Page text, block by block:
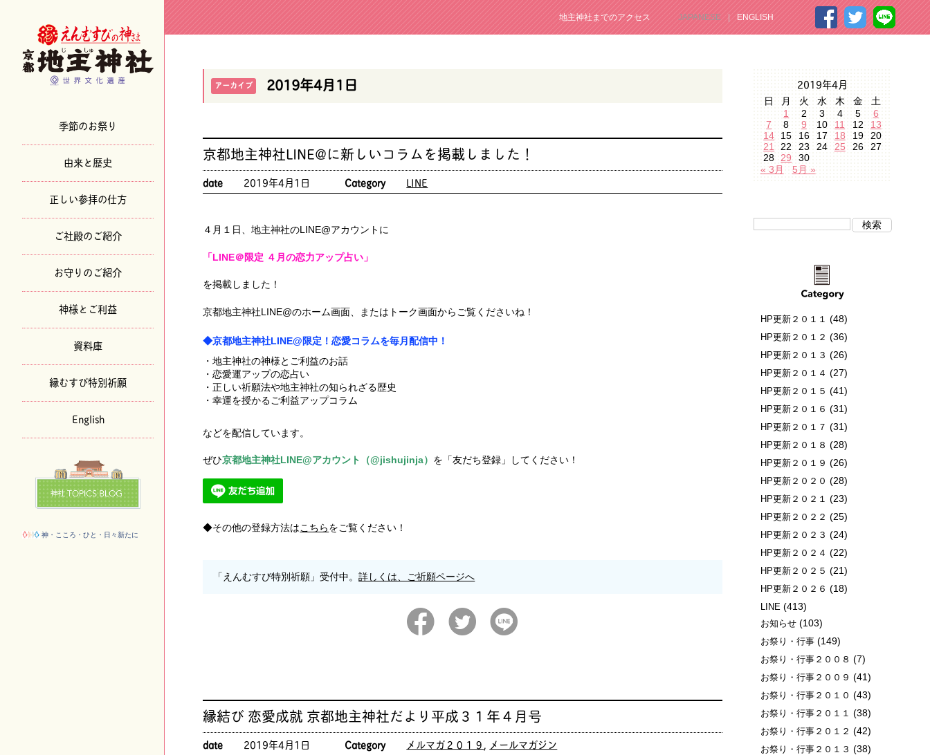
季節のお祭り
由来と歴史
正しい参拝の仕方
ご社殿のご紹介
お守りのご紹介
神様とご利益
資料庫
縁むすび特別祈願
English
神・こころ・ひと・日々新たに
地主神社までのアクセス JAPANESE ENGLISH
アーカイブ 2019年4月1日
京都地主神社LINE@に新しいコラムを掲載しました！
date 2019年4月1日 Category LINE
４月１日、地主神社のLINE@アカウントに
「LINE＠限定 ４月の恋力アップ占い」
を掲載しました！
京都地主神社LINE@のホーム画面、またはトーク画面からご覧くださいね！
◆京都地主神社LINE@限定！恋愛コラムを毎月配信中！
・地主神社の神様とご利益のお話
・恋愛運アップの恋占い
・正しい祈願法や地主神社の知られざる歴史
・幸運を授かるご利益アップコラム
などを配信しています。
ぜひ京都地主神社LINE@アカウント（@jishujinja） を「友だち登録」してください！
その他の登録方法はこちらをご覧ください！
「えんむすび特別祈願」受付中。詳しくは、ご祈願ページへ
縁結び 恋愛成就 京都地主神社だより平成３１年４月号
date 2019年4月1日 Category メルマガ２０１９, メールマガジン
2019年4月
日 月 火 水 木 金
土
1
2 3 4 5
6
7
8 9 10 11 12
13
14
15 16 17 18 19
20
21
22 23 24 25 26
27
28
29
30
« 3月
5月 »
HP更新２０１１ (48)
HP更新２０１２ (36)
HP更新２０１３ (26)
HP更新２０１４ (27)
HP更新２０１５ (41)
HP更新２０１６ (31)
HP更新２０１７ (31)
HP更新２０１８ (28)
HP更新２０１９ (26)
HP更新２０２０ (28)
HP更新２０２１ (23)
HP更新２０２２ (25)
HP更新２０２３ (24)
HP更新２０２４ (22)
HP更新２０２５ (21)
HP更新２０２６ (18)
LINE (413)
お知らせ(103)
お祭り・行事(149)
お祭り・行事２００８ (7)
お祭り・行事２００９ (41)
お祭り・行事２０１０ (43)
お祭り・行事２０１１ (38)
お祭り・行事２０１２ (42)
お祭り・行事２０１３ (38)